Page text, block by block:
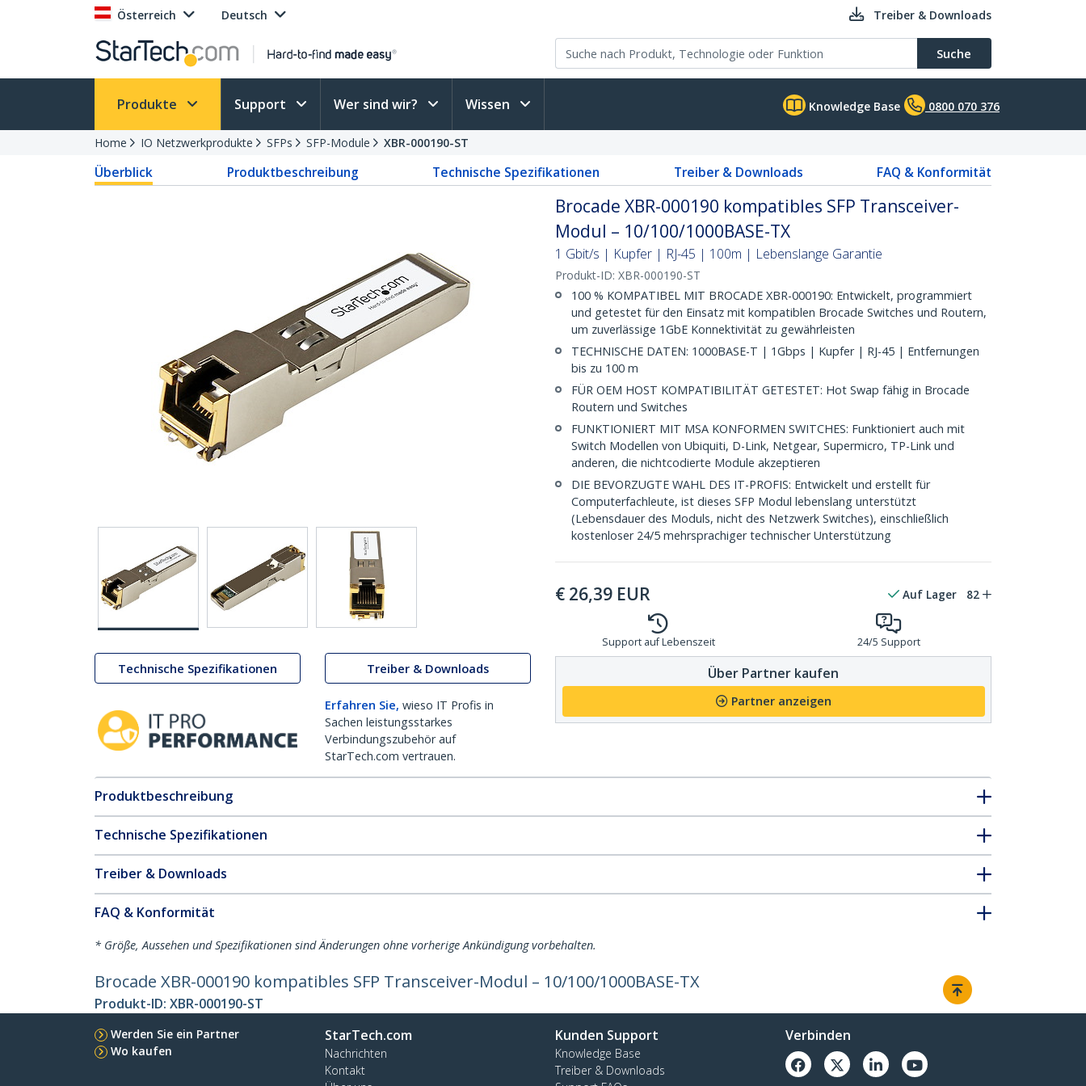
Österreich Deutsch Treiber & Downloads
Suche
Produkte Support Wer sind wir? Wissen Knowledge Base 0800 070 376
Home IO Netzwerkprodukte SFPs SFP-Module XBR-000190-ST
Überblick Produktbeschreibung Technische Spezifikationen Treiber & Downloads FAQ & Konformität
Technische Spezifikationen Treiber & Downloads
Erfahren Sie, wieso IT Profis in
Sachen leistungsstarkes
Verbindungszubehör auf
StarTech.com vertrauen.
Brocade XBR-000190 kompatibles SFP Transceiver-
Modul – 10/100/1000BASE-TX
1 Gbit/s | Kupfer | RJ-45 | 100m | Lebenslange Garantie
Produkt-ID: XBR-000190-ST
100 % KOMPATIBEL MIT BROCADE XBR-000190: Entwickelt, programmiert
und getestet für den Einsatz mit kompatiblen Brocade Switches und Routern,
um zuverlässige 1GbE Konnektivität zu gewährleisten
TECHNISCHE DATEN: 1000BASE-T | 1Gbps | Kupfer | RJ-45 | Entfernungen
bis zu 100 m
FÜR OEM HOST KOMPATIBILITÄT GETESTET: Hot Swap fähig in Brocade
Routern und Switches
FUNKTIONIERT MIT MSA KONFORMEN SWITCHES: Funktioniert auch mit
Switch Modellen von Ubiquiti, D-Link, Netgear, Supermicro, TP-Link und
anderen, die nichtcodierte Module akzeptieren
DIE BEVORZUGTE WAHL DES IT-PROFIS: Entwickelt und erstellt für
Computerfachleute, ist dieses SFP Modul lebenslang unterstützt
(Lebensdauer des Moduls, nicht des Netzwerk Switches), einschließlich
kostenloser 24/5 mehrsprachiger technischer Unterstützung
€ 26,39 EUR Auf Lager 82
Support auf Lebenszeit 24/5 Support
Über Partner kaufen
Partner anzeigen
Produktbeschreibung
Technische Spezifikationen
Treiber & Downloads
FAQ & Konformität
* Größe, Aussehen und Spezifikationen sind Änderungen ohne vorherige Ankündigung vorbehalten.
Brocade XBR-000190 kompatibles SFP Transceiver-Modul – 10/100/1000BASE-TX
Produkt-ID: XBR-000190-ST
Werden Sie ein Partner
Wo kaufen
StarTech.com
Nachrichten
Kontakt
Kunden Support
Knowledge Base
Treiber & Downloads
Verbinden